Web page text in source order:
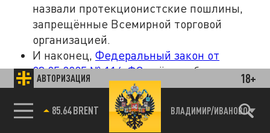
АВТОРИЗАЦИЯ 18+
85.64 BRENT ВЛАДИМИР/ИВАНОВО
назвали протекционистские пошлины,
запрещённые Всемирной торговой
организацией.
И наконец,Федеральный закон от
23.05.2025 № 116-ФЗввёл требования к
локализации (набору баллов,
подтверждающих высокий уровень
производства в РФ) для автомобилей,